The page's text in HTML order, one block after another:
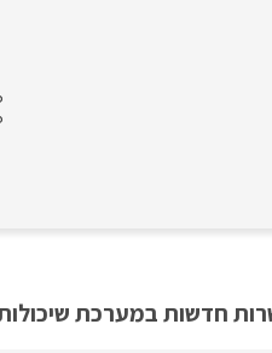
חדשות במערכת שיכולות